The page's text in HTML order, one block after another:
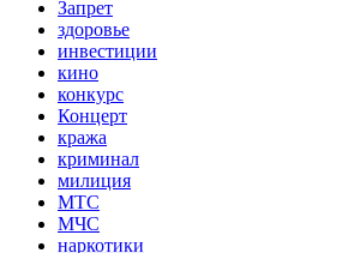
Запрет
здоровье
инвестиции
кино
конкурс
Концерт
кража
криминал
милиция
МТС
МЧС
наркотики